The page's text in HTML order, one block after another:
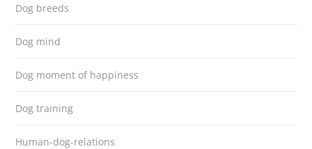
Dog breeds
Dog mind
Dog moment of happiness
Dog training
Human-dog-relations